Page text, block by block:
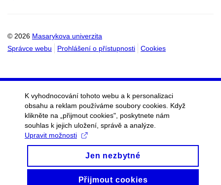
© 2026 Masarykova univerzita
Správce webu
Prohlášení o přístupnosti Cookies
K vyhodnocování tohoto webu a k personalizaci
obsahu a reklam používáme soubory cookies. Když
klikněte na „přijmout cookies", poskytnete nám
souhlas k jejich uložení, správě a analýze.
Upravit možnosti
Jen nezbytné
Přijmout cookies